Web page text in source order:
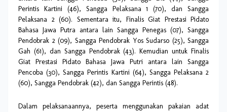
Perintis Kartini (46), Sangga Pelaksana 1 (70), dan Sangga
Pelaksana 2 (60). Sementara itu, Finalis Giat Prestasi Pidato
Bahasa Jawa Putra antara lain Sangga Penegas (07), Sangga
Pendobrak 2 (09), Sangga Pendobrak Yos Sudarso (25), Sangga
Gah (61), dan Sangga Pendobrak (43). Kemudian untuk Finalis
Giat Prestasi Pidato Bahasa Jawa Putri antara lain Sangga
Pencoba (30), Sangga Perintis Kartini (64), Sangga Pelaksana 2
(60), Sangga Pendobrak (42), dan Sangga Perintis (48).
Dalam pelaksanaannya, peserta menggunakan pakaian adat